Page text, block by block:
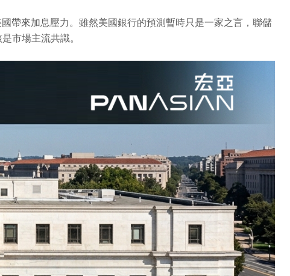
帶來加息壓力。雖然美國銀行的預測暫時只是一家之言，聯儲
市場主流共識。